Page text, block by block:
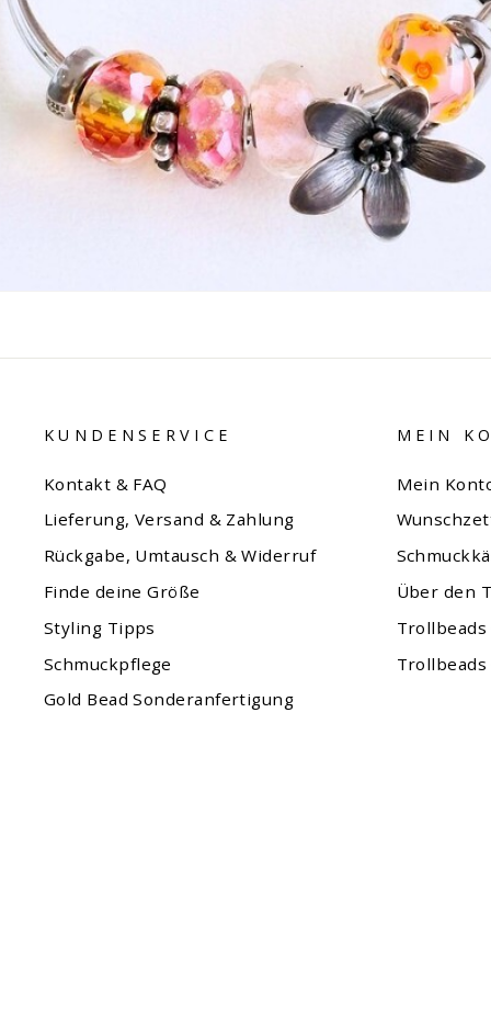
KUNDENSERVICE
Kontakt & FAQ
Lieferung, Versand & Zahlung
Rückgabe, Umtausch & Widerruf
Finde deine Größe
Styling Tipps
Schmuckpflege
Gold Bead Sonderanfertigung
MEIN
Mein
Über den
Trollbeads
Trollbeads